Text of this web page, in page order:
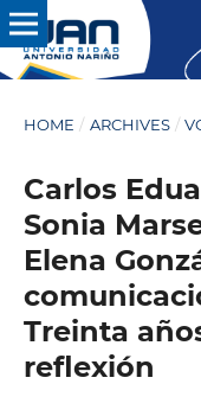
HOME / ARCHIVES /
Carlos
Sonia
Elena
Treinta
reflexión